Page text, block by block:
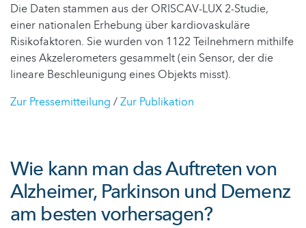
Die Daten stammen aus der ORISCAV-LUX 2-Studie,
einer nationalen Erhebung über kardiovaskuläre
Risikofaktoren. Sie wurden von 1122 Teilnehmern mithilfe
eines Akzelerometers gesammelt (ein Sensor, der die
lineare Beschleunigung eines Objekts misst).
Zur Pressemitteilung /Zur Publikation
Wie kann man das Auftreten von
Alzheimer, Parkinson und Demenz
am besten vorhersagen?